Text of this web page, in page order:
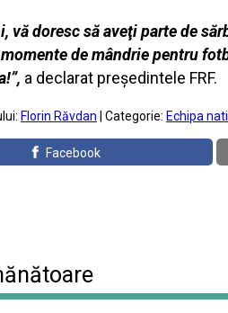
vă doresc să aveţi parte de
de mândrie pentru
a declarat preşedintele FRF.
Florin Răvdan | Categorie: Echipa
Facebook